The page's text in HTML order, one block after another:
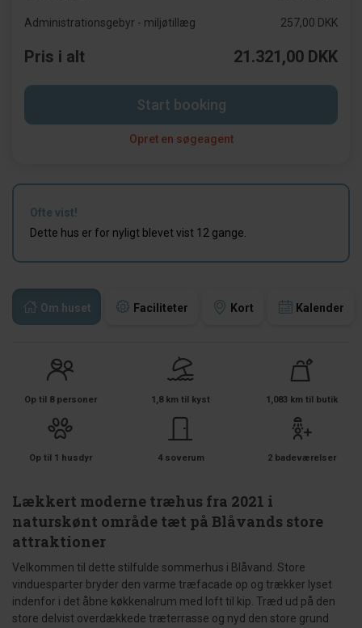
Om huset Faciliteter Kort Kalender
Op til 8 personer 1,8 km til kyst 1,083 km til butik
Op til 1 husdyr 4 soverum 2 badeværelser
Lækkert moderne træhus fra 2021 i
naturskønt område tæt på Blåvands store
attraktioner
Velkommen til dette stilfulde sommerhus i Blåvand. Store
vinduesparter bryder den varme træfacade op og trækker lyset
indenfor i det åbne køkkenalrum med loft til kip. Træd ud på den
store delvist overdækkede træterrasse og nyd den store grund
Administrationsgebyr - miljøtillæg 257,00 DKK
Pris i alt 21.321,00 DKK
Start booking
Opret en søgeagent
Ofte vist!
Dette hus er for nyligt blevet vist 12 gange.